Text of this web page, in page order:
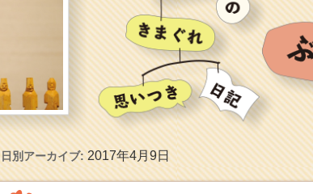
日別アーカイブ:2017年4月9日